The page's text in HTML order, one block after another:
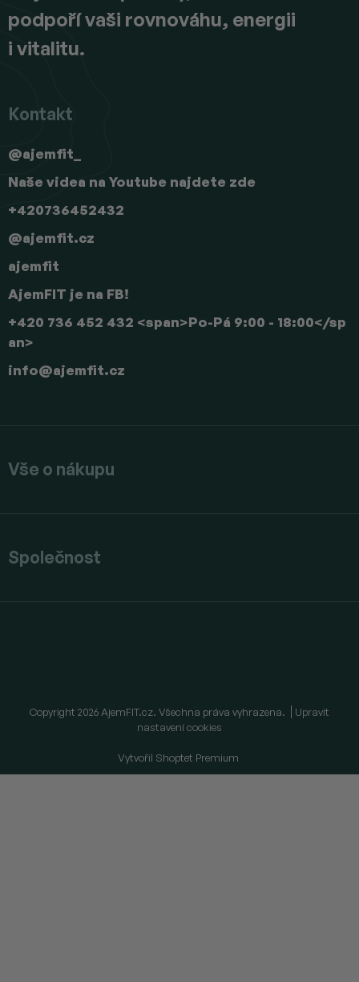
podpoří vaši rovnováhu, energii
i vitalitu.
Kontakt
info@ajemfit.cz
+420 736 452 432 <span>Po-Pá 9:00 - 18:00</sp
an>
AjemFIT je na FB!
ajemfit
@ajemfit.cz
+420736452432
Naše videa na Youtube najdete zde
@ajemfit_
Vše o nákupu
Společnost
Vytvořil Shoptet Premium
Copyright 2026AjemFIT.cz. Všechna práva vyhrazena.
Upravit
nastavení cookies